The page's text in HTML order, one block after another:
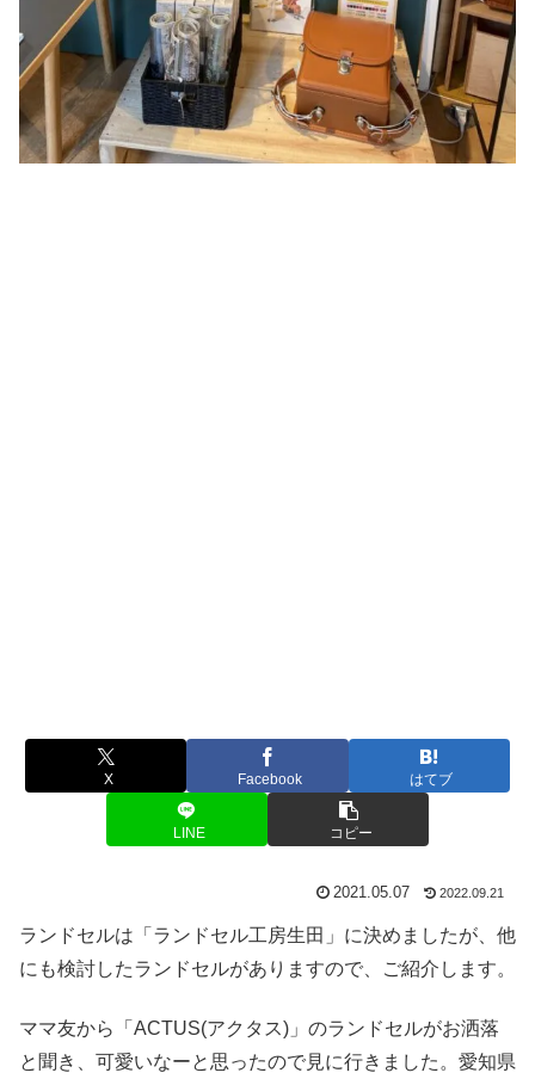
X Facebook はてブ
LINE コピー
2021.05.07 2022.09.21
ランドセルは「ランドセル工房生田」に決めましたが、他
にも検討したランドセルがありますので、ご紹介します。
ママ友から「ACTUS(アクタス)」のランドセルがお洒落
と聞き、可愛いなーと思ったので見に行きました。愛知県